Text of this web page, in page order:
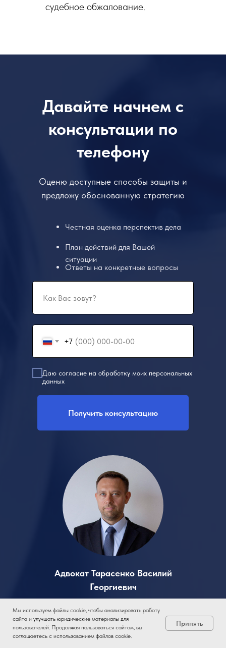
судебное обжалование.
Давайте начнем с
консультации по
телефону
Оценю доступные способы защиты и
предложу обоснованную стратегию
Звоните! Я на связи
Адвокат Тарасенко Василий
Георгиевич
Честная оценка перспектив дела
Ответы на конкретные вопросы
План действий для Вашей
ситуации
+7
Даю согласие на обработку моих персональных
данных
Получить консультацию
Мы используем файлы cookie, чтобы анализировать работу
сайта и улучшать юридические материалы для
пользователей. Продолжая пользоваться сайтом, вы
соглашаетесь с использованием файлов cookie.
Принять